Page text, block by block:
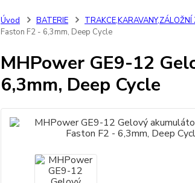
Úvod BATERIE TRAKCE,KARAVANY,ZÁLOŽNÍ
Faston F2 - 6,3mm, Deep Cycle
MHPower GE9-12
6,3mm, Deep Cycle